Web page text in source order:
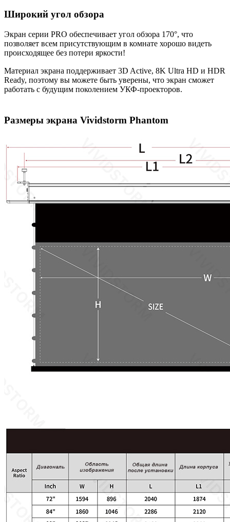
Широкий угол обзора
Экран серии PRO обеспечивает угол обзора 170°, что
позволяет всем присутствующим в комнате хорошо видеть
происходящее без потери яркости!
Материал экрана поддерживает 3D Active, 8K Ultra HD и HDR
Ready, поэтому вы можете быть уверены, что экран сможет
работать с будущим поколением УКФ-проекторов.
Размеры экрана Vividstorm Phantom